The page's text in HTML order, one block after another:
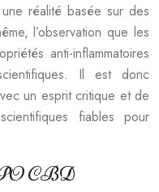
réalité basée sur des
l’observation que les
anti-inflammatoires
Il est donc
un esprit critique et de
fiables pour
CBD